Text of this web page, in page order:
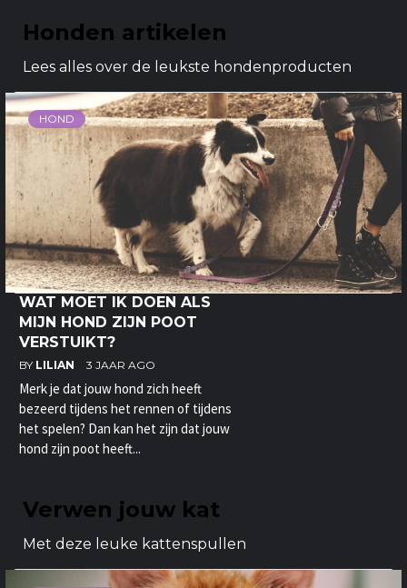
Honden artikelen
Lees alles over de leukste hondenproducten
HOND
WAT MOET IK DOEN ALS
MIJN HOND ZIJN POOT
VERSTUIKT?
BY LILIAN 3 JAAR AGO
Merk je dat jouw hond zich heeft
bezeerd tijdens het rennen of tijdens
het spelen? Dan kan het zijn dat jouw
hond zijn poot heeft...
Verwen jouw kat
Met deze leuke kattenspullen